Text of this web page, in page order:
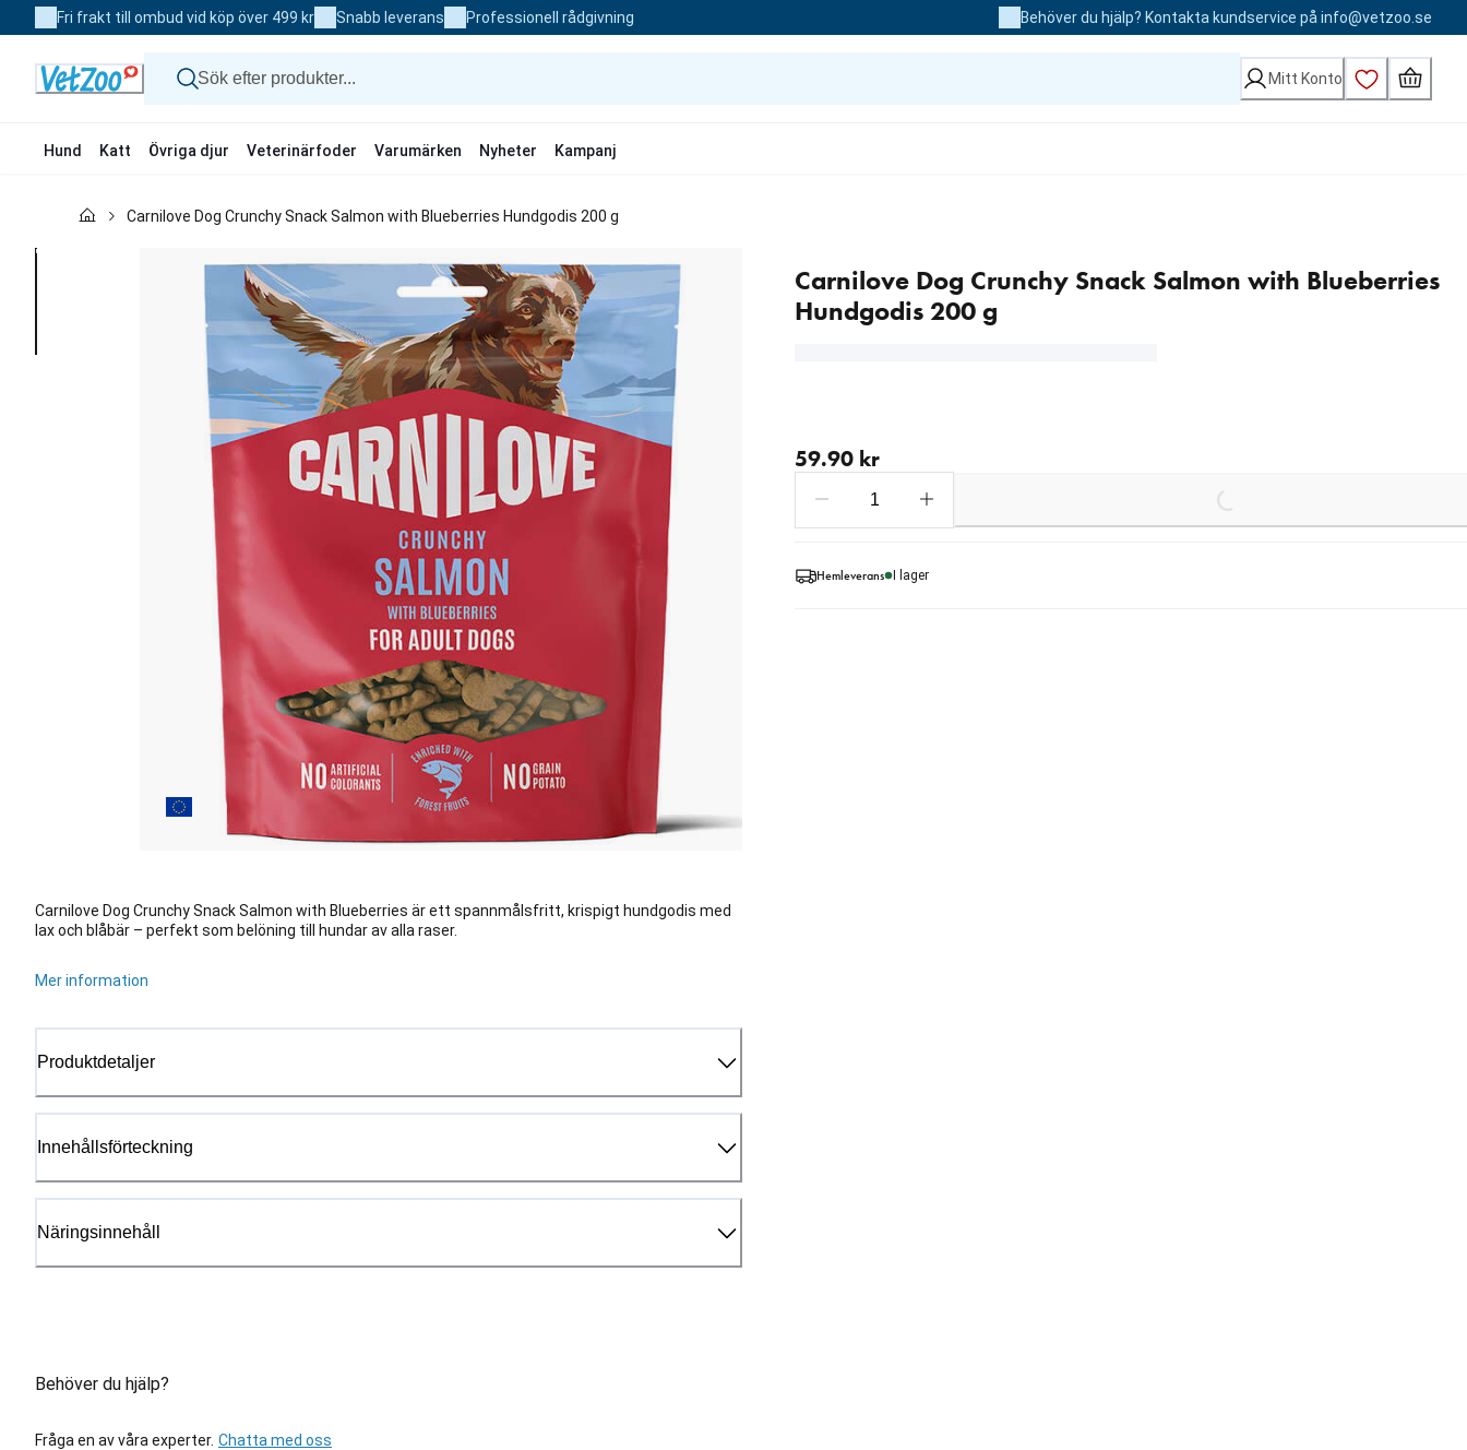
to
Fri frakt till ombud vid köp över 499 kr Snabb leverans Professionell rådgivning Behöver du hjälp? Kontakta kundservice på info@vetzoo.se
Mitt Konto
Hund Katt Övriga djur Veterinärfoder Varumärken Nyheter Kampanj
Carnilove Dog Crunchy Snack Salmon with Blueberries Hundgodis 200 g
Carnilove Dog Crunchy Snack Salmon with Blueberries
Hundgodis 200 g
Carnilove Dog Crunchy Snack Salmon with Blueberries är ett spannmålsfritt, krispigt hundgodis med
lax och blåbär – perfekt som belöning till hundar av alla raser.
Mer information
Produktdetaljer
Innehållsförteckning
Näringsinnehåll
Behöver du hjälp?
Fråga en av våra experter. Chatta med oss
59.90 kr Loading...
Hemleverans I lager